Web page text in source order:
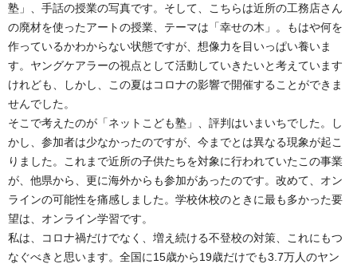
塾」、手話の授業の写真です。そして、こちらは近所の工務店さん
の廃材を使ったアートの授業、テーマは「幸せの木」。もはや何を
作っているかわからない状態ですが、想像力を目いっぱい養いま
す。ヤングケアラーの視点として活動していきたいと考えています
けれども、しかし、この夏はコロナの影響で開催することができま
せんでした。
そこで考えたのが「ネットこども塾」、評判はいまいちでした。し
かし、参加者は少なかったのですが、今までとは異なる現象が起こ
りました。これまで近所の子供たちを対象に行われていたこの事業
が、他県から、更に海外からも参加があったのです。改めて、オン
ラインの可能性を痛感しました。学校休校のときに最も多かった要
望は、オンライン学習です。
私は、コロナ禍だけでなく、増え続ける不登校の対策、これにもつ
なぐべきと思います。全国に15歳から19歳だけでも3.7万人のヤン